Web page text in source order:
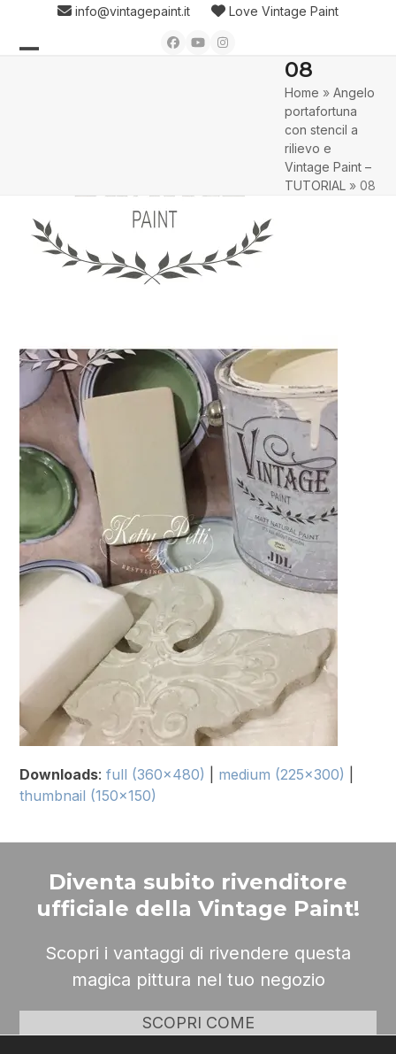
content
info@vintagepaint.it Love Vintage Paint
Facebook
YouTubeInstagram
08
Home »Angelo
portafortuna
con stencil a
rilievo e
Vintage Paint –
TUTORIAL »08
Downloads:full (360x480) medium (225x300)
thumbnail (150x150)
Diventa subito rivenditore
ufficiale della Vintage Paint!
Scopri i vantaggi di rivendere questa
magica pittura nel tuo negozio
SCOPRI COME